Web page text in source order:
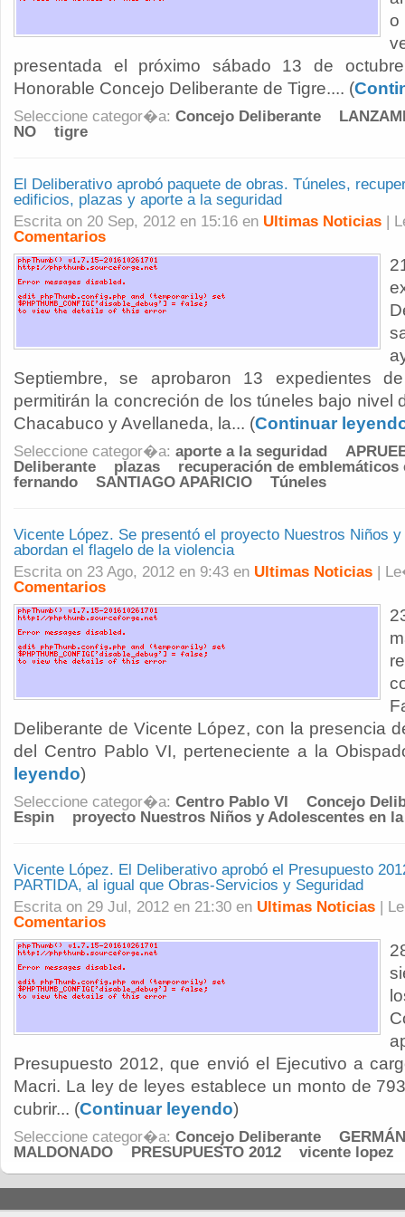
presentada el próximo sábado 13 de
Honorable Concejo Deliberante de Tigre.... (
Seleccione categor�a: Concejo Deliberante
NO
tigre
El Deliberativo aprobó paquete de obras. Túneles,
edificios, plazas y aporte a la seguridad
Escrita on 20 Sep, 2012 en 15:16 en Ultimas Noticias |
Comentarios
Septiembre, se aprobaron 13 expedientes
permitirán la concreción de los túneles bajo nivel
Chacabuco y Avellaneda, la... (Continuar
Seleccione categor�a: aporte a la seguridad
Deliberante
plazas
recuperación de
fernando
SANTIAGO APARICIO Túneles
Vicente López. Se presentó el proyecto Nuestros Niños
abordan el flagelo de la violencia
Escrita on 23 Ago, 2012 en 9:43 en Ultimas Noticias |
Comentarios
Deliberante de Vicente López, con la presencia
del Centro Pablo VI, perteneciente a la
leyendo)
Seleccione categor�a: Centro Pablo VI
Concejo
Espin
proyecto Nuestros Niños y Adolescentes en
Vicente López. El Deliberativo aprobó el Presupuesto
PARTIDA, al igual que Obras-Servicios y Seguridad
Escrita on 29 Jul, 2012 en 21:30 en Ultimas Noticias |
Comentarios
Presupuesto 2012, que envió el Ejecutivo a
Macri. La ley de leyes establece un monto de
cubrir... (Continuar leyendo)
Seleccione categor�a: Concejo Deliberante
GERMÁN
MALDONADO
PRESUPUESTO 2012 vicente lopez